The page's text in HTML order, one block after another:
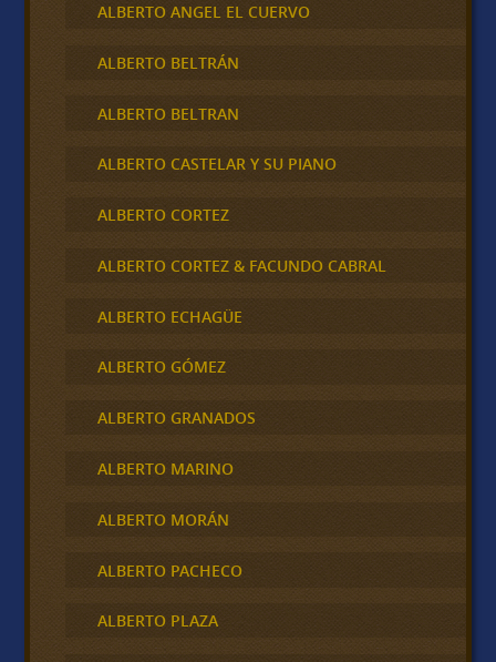
ALBERTO ANGEL EL CUERVO
ALBERTO BELTRÁN
ALBERTO BELTRAN
ALBERTO CASTELAR Y SU PIANO
ALBERTO CORTEZ
ALBERTO CORTEZ & FACUNDO CABRAL
ALBERTO ECHAGÜE
ALBERTO GÓMEZ
ALBERTO GRANADOS
ALBERTO MARINO
ALBERTO MORÁN
ALBERTO PACHECO
ALBERTO PLAZA